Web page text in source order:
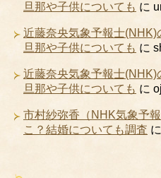
旦那や子供についても に
近藤奈央気象予報士(NHK)
旦那や子供についても に
近藤奈央気象予報士(NHK)
旦那や子供についても に
市村紗弥香（NHK気象予
こ？結婚についても調査 に